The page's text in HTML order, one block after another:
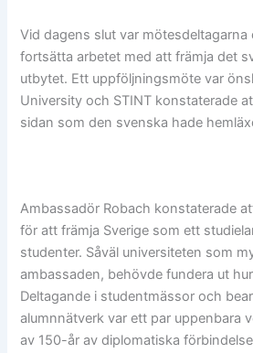
Vid dagens slut var
fortsätta arbetet med att främja det
utbytet. Ett uppföljningsmöte var
University och STINT konstaterade
sidan som den svenska hade
Ambassadör Robach konstaterade
för att främja Sverige som ett
studenter. Såväl universiteten som
ambassaden, behövde fundera ut
Deltagande i studentmässor och
alumnnätverk var ett par uppenbara
av 150-år av diplomatiska